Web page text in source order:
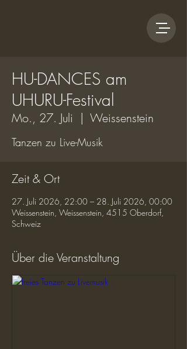
HU-DANCES am
UHURU-Festival
Mo., 27. Juli
  |
Weissenstein
Tanzen zu Live-Musik
Zeit & Ort
27. Juli 2026, 22:00 – 28. Juli 2026, 00:00
Weissenstein, Weissenstein, 4515 Oberdorf,
Schweiz
Über die Veranstaltung